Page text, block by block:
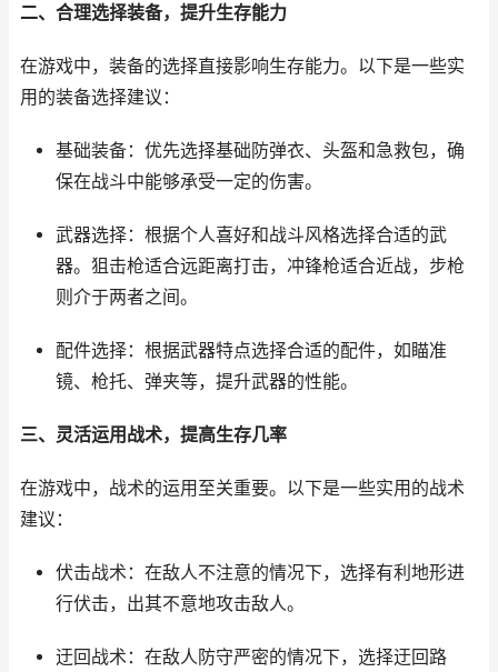
二、合理选择装备，提升生存能力
在游戏中，装备的选择直接影响生存能力。以下是一些实
用的装备选择建议：
基础装备：优先选择基础防弹衣、头盔和急救包，确
保在战斗中能够承受一定的伤害。
武器选择：根据个人喜好和战斗风格选择合适的武
器。狙击枪适合远距离打击，冲锋枪适合近战，步枪
则介于两者之间。
配件选择：根据武器特点选择合适的配件，如瞄准
镜、枪托、弹夹等，提升武器的性能。
三、灵活运用战术，提高生存几率
在游戏中，战术的运用至关重要。以下是一些实用的战术
建议：
伏击战术：在敌人不注意的情况下，选择有利地形进
行伏击，出其不意地攻击敌人。
迂回战术：在敌人防守严密的情况下，选择迂回路